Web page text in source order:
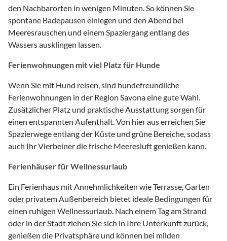
den Nachbarorten in wenigen Minuten. So können Sie
spontane Badepausen einlegen und den Abend bei
Meeresrauschen und einem Spaziergang entlang des
Wassers ausklingen lassen.
Ferienwohnungen mit viel Platz für Hunde
Wenn Sie mit Hund reisen, sind hundefreundliche
Ferienwohnungen in der Region Savona eine gute Wahl.
Zusätzlicher Platz und praktische Ausstattung sorgen für
einen entspannten Aufenthalt. Von hier aus erreichen Sie
Spazierwege entlang der Küste und grüne Bereiche, sodass
auch Ihr Vierbeiner die frische Meeresluft genießen kann.
Ferienhäuser für Wellnessurlaub
Ein Ferienhaus mit Annehmlichkeiten wie Terrasse, Garten
oder privatem Außenbereich bietet ideale Bedingungen für
einen ruhigen Wellnessurlaub. Nach einem Tag am Strand
oder in der Stadt ziehen Sie sich in Ihre Unterkunft zurück,
genießen die Privatsphäre und können bei milden